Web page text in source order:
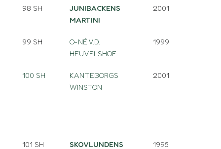
98 SH
JUNIBACKENS
MARTINI
2001
99 SH
O-NÉ V.D.
HEUVELSHOF
1999
100 SH
KANTEBORGS
WINSTON
2001
101 SH
SKOVLUNDENS
1995